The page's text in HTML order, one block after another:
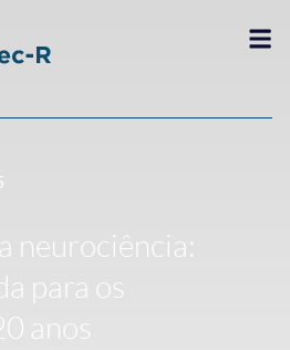
neurociência:
para os
anos